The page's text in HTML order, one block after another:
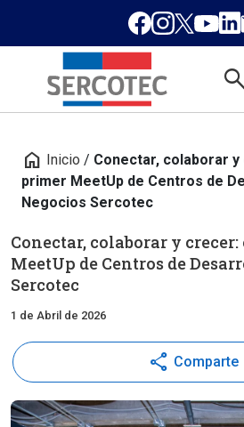
home Inicio / Conectar, colaborar
primer MeetUp de Centros de
Negocios Sercotec
Conectar, colaborar y
MeetUp de Centros de
Sercotec
1 de Abril de 2026
share Comparte